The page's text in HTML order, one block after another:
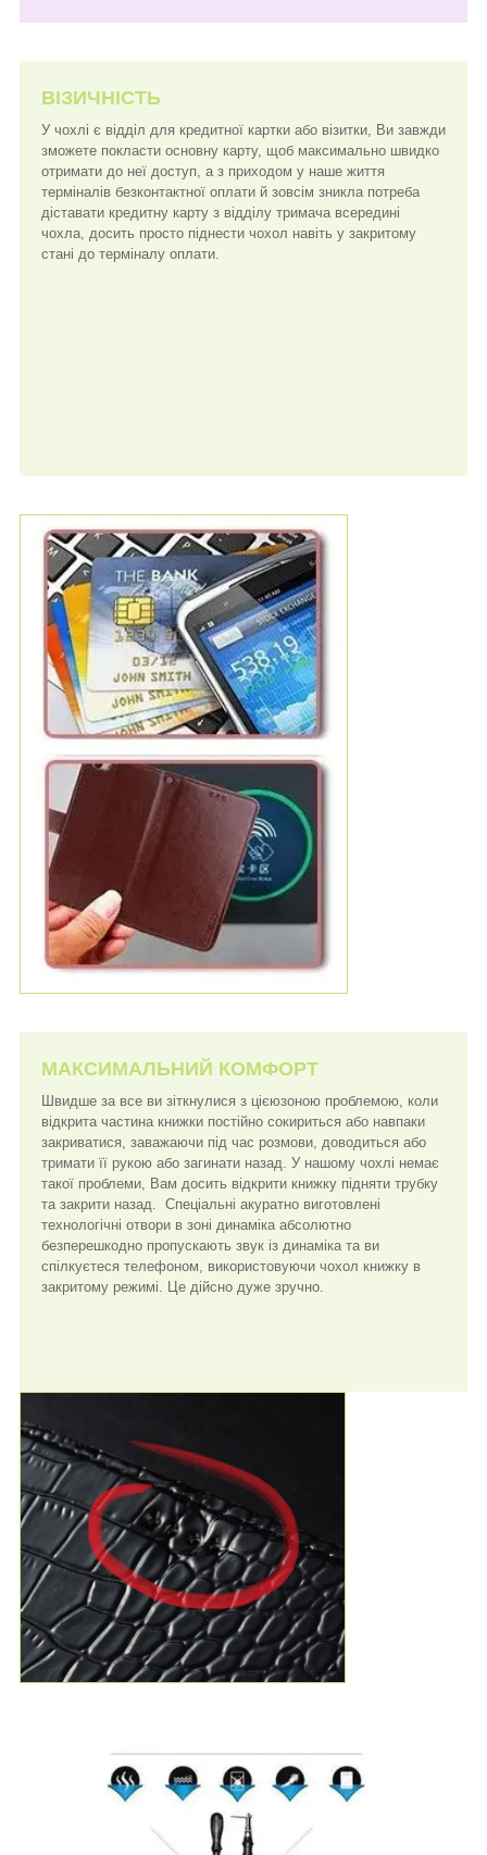
МАКСИМАЛЬНИЙ КОМФОРТ
Швидше за все ви зіткнулися з цієюзоною проблемою, коли
відкрита частина книжки постійно сокириться або навпаки
закриватися, заважаючи під час розмови, доводиться або
тримати її рукою або загинати назад. У нашому чохлі немає
такої проблеми, Вам досить відкрити книжку підняти трубку
та закрити назад. Спеціальні акуратно виготовлені
технологічні отвори в зоні динаміка абсолютно
безперешкодно пропускають звук із динаміка та ви
спілкуєтеся телефоном, використовуючи чохол книжку в
закритому режимі. Це дійсно дуже зручно.
ВІЗИЧНІСТЬ
У чохлі є відділ для кредитної картки або візитки, Ви завжди
зможете покласти основну карту, щоб максимально швидко
отримати до неї доступ, а з приходом у наше життя
терміналів безконтактної оплати й зовсім зникла потреба
діставати кредитну карту з відділу тримача всередині
чохла, досить просто піднести чохол навіть у закритому
стані до терміналу оплати.